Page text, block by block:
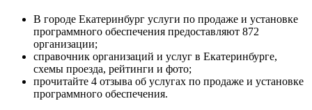
В городе Екатеринбург услуги по продаже и установке
программного обеспечения предоставляют 872
организации;
справочник организаций и услуг в Екатеринбурге,
схемы проезда, рейтинги и фото;
прочитайте 4 отзыва об услугах по продаже и установке
программного обеспечения.